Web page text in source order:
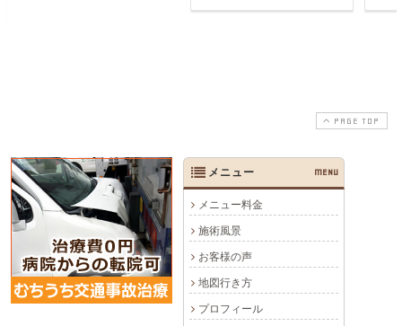
PAGE TOP
メニュー MENU
メニュー料金
施術風景
お客様の声
地図行き方
プロフィール